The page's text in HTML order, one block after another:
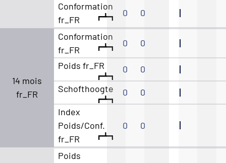
Conformation
fr_FR
0 0
14 mois
fr_FR
Conformation
fr_FR
0 0
Poids fr_FR 0
0
Schofthoogte
0
0
Index
Poids/Conf.
fr_FR
0 0
Poids